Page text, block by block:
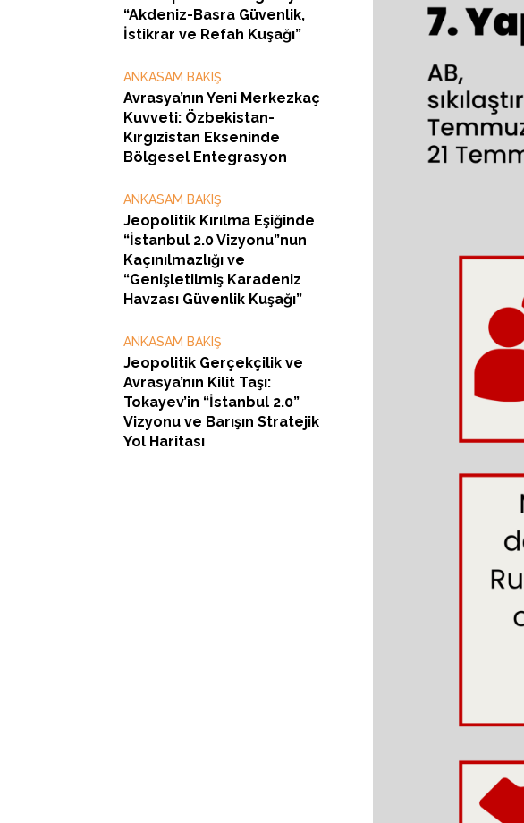
“Akdeniz-Basra Güvenlik,
İstikrar ve Refah Kuşağı”
ANKASAM BAKIŞ
Avrasya’nın Yeni Merkezkaç
Kuvveti: Özbekistan-
Kırgızistan Ekseninde
Bölgesel Entegrasyon
ANKASAM BAKIŞ
Jeopolitik Kırılma Eşiğinde
“İstanbul 2.0 Vizyonu”nun
Kaçınılmazlığı ve
“Genişletilmiş Karadeniz
Havzası Güvenlik Kuşağı”
ANKASAM BAKIŞ
Jeopolitik Gerçekçilik ve
Avrasya’nın Kilit Taşı:
Tokayev’in “İstanbul 2.0”
Vizyonu ve Barışın Stratejik
Yol Haritası